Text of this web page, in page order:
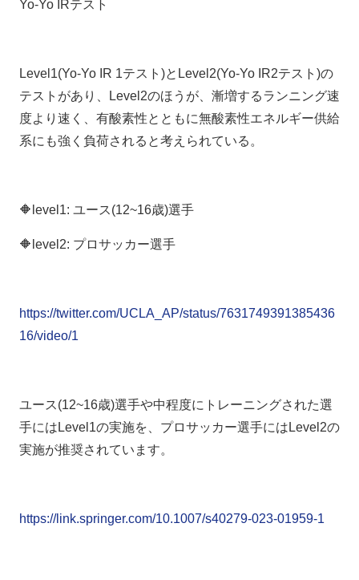
Yo-Yo IRテスト
Level1(Yo-Yo IR 1テスト)とLevel2(Yo-Yo IR2テスト)の
テストがあり、Level2のほうが、漸増するランニング速
度より速く、有酸素性とともに無酸素性エネルギー供給
系にも強く負荷されると考えられている。
🔶level1: ユース(12~16歳)選手
🔶level2: プロサッカー選手
https://twitter.com/UCLA_AP/status/7631749391385436
16/video/1
ユース(12~16歳)選手や中程度にトレーニングされた選
手にはLevel1の実施を、プロサッカー選手にはLevel2の
実施が推奨されています。
https://link.springer.com/10.1007/s40279-023-01959-1